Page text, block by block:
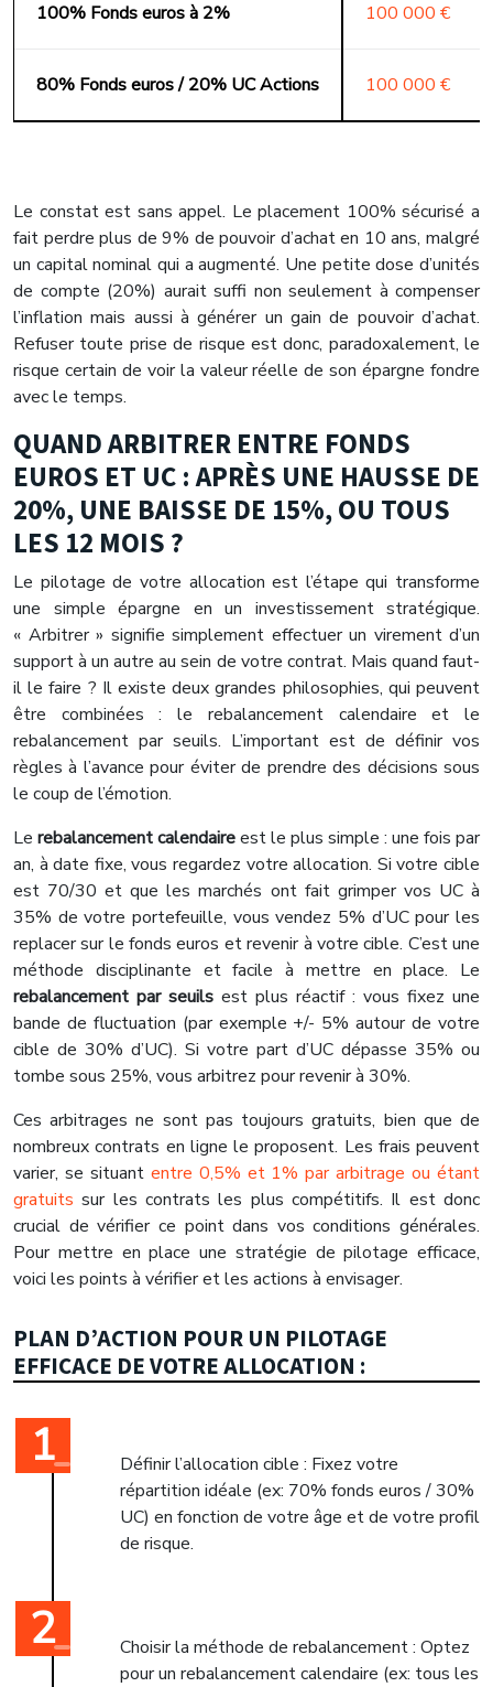
100% Fonds euros à 2% 100 000 €
80% Fonds euros / 20% UC Actions 100 000 €
Le constat est sans appel. Le placement 100% sécurisé a
fait perdre plus de 9% de pouvoir d’achat en 10 ans, malgré
un capital nominal qui a augmenté. Une petite dose d’unités
de compte (20%) aurait suffi non seulement à compenser
l’inflation mais aussi à générer un gain de pouvoir d’achat.
Refuser toute prise de risque est donc, paradoxalement, le
risque certain de voir la valeur réelle de son épargne fondre
avec le temps.
QUAND ARBITRER ENTRE FONDS
EUROS ET UC : APRÈS UNE HAUSSE DE
20%, UNE BAISSE DE 15%, OU TOUS
LES 12 MOIS ?
Le pilotage de votre allocation est l’étape qui transforme
une simple épargne en un investissement stratégique.
« Arbitrer » signifie simplement effectuer un virement d’un
support à un autre au sein de votre contrat. Mais quand faut-
il le faire ? Il existe deux grandes philosophies, qui peuvent
être combinées : le rebalancement calendaire et le
rebalancement par seuils. L’important est de définir vos
règles à l’avance pour éviter de prendre des décisions sous
le coup de l’émotion.
Le rebalancement calendaireest le plus simple : une fois par
an, à date fixe, vous regardez votre allocation. Si votre cible
est 70/30 et que les marchés ont fait grimper vos UC à
35% de votre portefeuille, vous vendez 5% d’UC pour les
replacer sur le fonds euros et revenir à votre cible. C’est une
méthode disciplinante et facile à mettre en place. Le
rebalancement par seuils est plus réactif : vous fixez une
bande de fluctuation (par exemple +/- 5% autour de votre
cible de 30% d’UC). Si votre part d’UC dépasse 35% ou
tombe sous 25%, vous arbitrez pour revenir à 30%.
Ces arbitrages ne sont pas toujours gratuits, bien que de
nombreux contrats en ligne le proposent. Les frais peuvent
varier, se situant entre 0,5% et 1% par arbitrage ou étant
gratuits sur les contrats les plus compétitifs. Il est donc
crucial de vérifier ce point dans vos conditions générales.
Pour mettre en place une stratégie de pilotage efficace,
voici les points à vérifier et les actions à envisager.
PLAN D’ACTION POUR UN PILOTAGE
EFFICACE DE VOTRE ALLOCATION :
Définir l’allocation cible : Fixez votre
répartition idéale (ex: 70% fonds euros / 30%
UC) en fonction de votre âge et de votre profil
de risque.
Choisir la méthode de rebalancement : Optez
pour un rebalancement calendaire (ex: tous les